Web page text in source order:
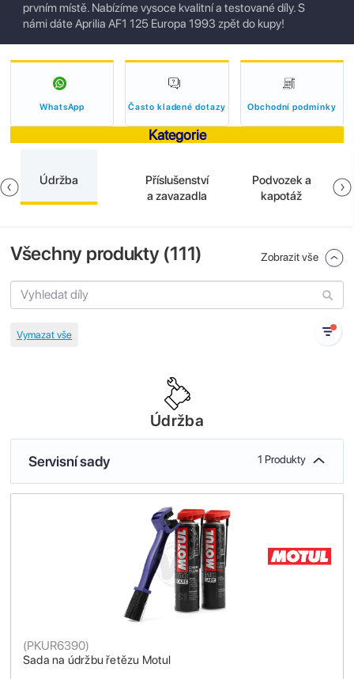
prvním místě. Nabízíme vysoce kvalitní a testované díly. S
námi dáte Aprilia AF1 125 Europa 1993 zpět do kupy!
WhatsApp Často kladené dotazy Obchodní podmínky
Kategorie
Údržba
Příslušenství
a zavazadla
Podvozek a
kapotáž
Všechny produkty (111) Zobrazit vše
Údržba
Servisní sady 1 Produkty
Sada na údržbu řetězu Motul
(PKUR6390)